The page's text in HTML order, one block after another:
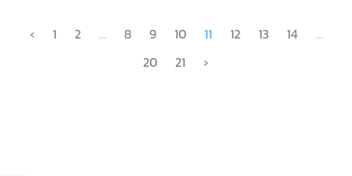
‹ 1 2 ... 8 9 10 11 12 13 14
...
20
21 ›